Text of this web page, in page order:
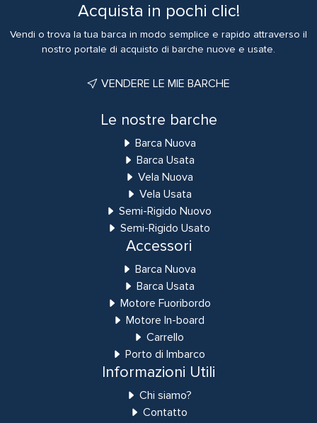
Acquista in pochi clic!
Vendi o trova la tua barca in modo semplice e rapido attraverso il
nostro portale di acquisto di barche nuove e usate.
VENDERE LE MIE BARCHE
Le nostre barche
Barca Nuova
Barca Usata
Vela Nuova
Vela Usata
Semi-Rigido Nuovo
Semi-Rigido Usato
Accessori
Barca Nuova
Barca Usata
Motore Fuoribordo
Motore In-board
Carrello
Porto di Imbarco
Informazioni Utili
Chi siamo?
Contatto